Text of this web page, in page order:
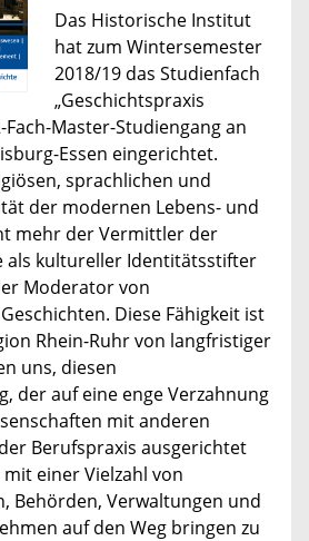
Das Historische Institut
hat zum Wintersemester
2018/19 das Studienfach
„Geschichtspraxis
Master-Studiengang an
Essen eingerichtet.
sprachlichen und
der modernen Lebens- und
mehr der Vermittler der
als kultureller Identitätsstifter
Moderator von
Diese Fähigkeit ist
Rhein-Ruhr von langfristiger
uns, diesen
der auf eine enge Verzahnung
mit anderen
Berufspraxis ausgerichtet
einer Vielzahl von
Behörden, Verwaltungen und
auf den Weg bringen zu